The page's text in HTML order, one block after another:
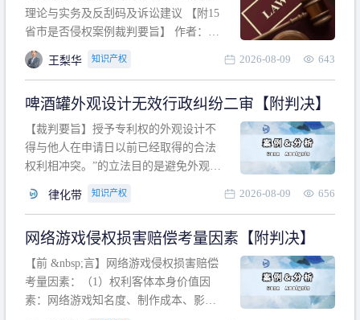
案例裁判要旨】
理论与实务及反刮码及诉讼建议 【附15
省市是否侵权案例裁判要旨】 作者：浙
江杭知桥律师事务所 王梨华 周靖超 【导
读】 第一部分：刮码剪码刮标剪标的商
诉讼建议 第二部分：15省市是否侵权案
例的裁判要旨 目录 第一部分、刮码剪码
刮
王梨华 知识产权 2026-08-09 643
啤酒罐外观设计无效行政纠纷二审【附判决】
【裁判要旨】授予专利权的外观设计不
得与他人在申请日以前已经取得的合法
权利相冲突。”的立法目的是避免外观设
冲突。基于此，凡是因该外观设计的实
于该款规定的规制范畴。“合法权利”不宜
作狭义解释，一般情况下，只要依法享
有的、在本专利申请日之
律化带 知识产权 2026-08-09 656
网络游戏侵权损害赔偿考量因素【附判决】
【前 &nbsp;言】网络游戏侵权损害赔偿
考量因素：（1）权利客体本身价值因
素：网络游戏知名度、制作成本、影响